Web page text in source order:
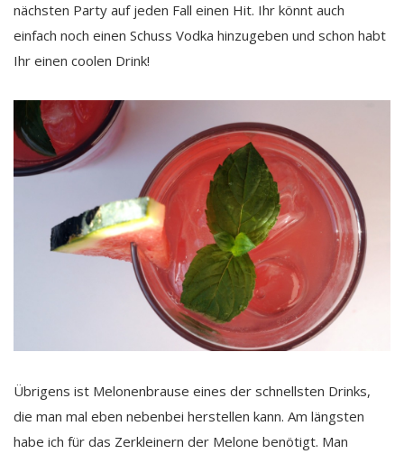
nächsten Party auf jeden Fall einen Hit. Ihr könnt auch
einfach noch einen Schuss Vodka hinzugeben und schon habt
Ihr einen coolen Drink!
Übrigens ist Melonenbrause eines der schnellsten Drinks,
die man mal eben nebenbei herstellen kann. Am längsten
habe ich für das Zerkleinern der Melone benötigt. Man